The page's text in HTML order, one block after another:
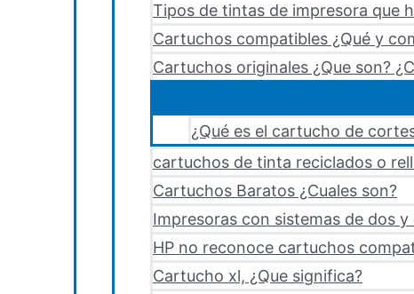
Tipos de tintas de impresora que
Cartuchos compatibles ¿Qué y
Cartuchos originales ¿Que son?
¿Qué es el cartucho de
cartuchos de tinta reciclados o
Cartuchos Baratos ¿Cuales son?
Impresoras con sistemas de dos
HP no reconoce cartuchos
Cartucho xl, ¿Que significa?